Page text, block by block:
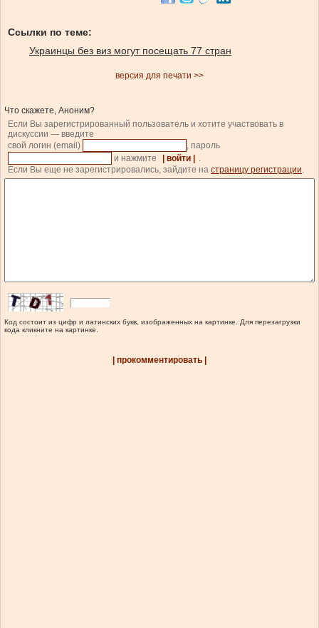
Ссылки по теме:
Украинцы без виз могут посещать 77 стран
версия для печати >>
Что скажете, Аноним?
Если Вы зарегистрированный пользователь и хотите участвовать в
дискуссии — введите
свой логин (email)
, пароль
и нажмите
| войти |
.
Если Вы еще не зарегистрировались, зайдите на страницу регистрации.
Код состоит из цифр и латинских букв, изображенных на картинке. Для перезагрузки
кода кликните на картинке.
| прокомментировать |